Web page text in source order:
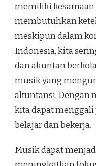
memiliki kesamaan
membutuhkan
meskipun dalam
Indonesia, kita
dan akuntan
musik yang
akuntansi. Dengan
kita dapat
belajar dan bekerja.
Musik dapat